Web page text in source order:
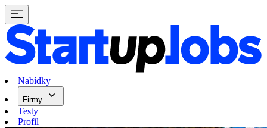
Nabídky
Firmy
Testy
Profil